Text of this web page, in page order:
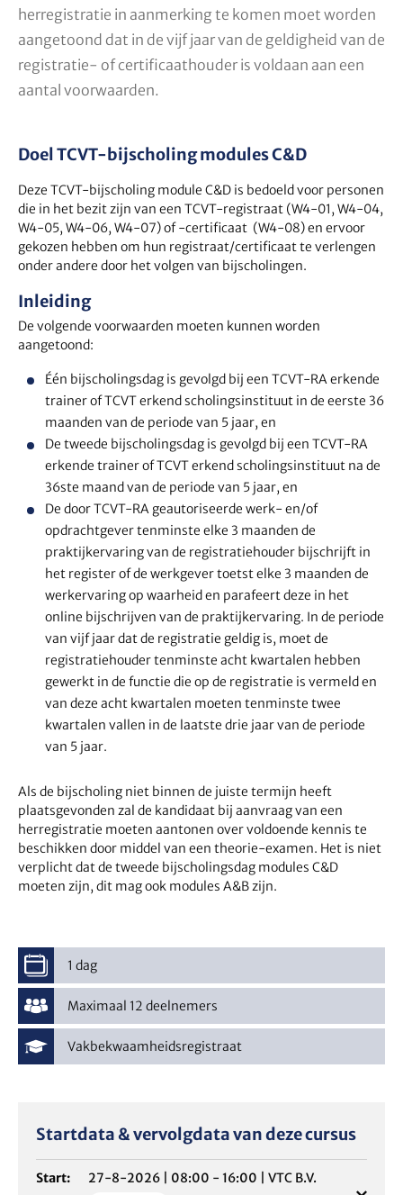
herregistratie in aanmerking te komen moet worden
aangetoond dat in de vijf jaar van de geldigheid van de
registratie- of certificaathouder is voldaan aan een
aantal voorwaarden.
Doel TCVT-bijscholing modules C&D
Deze TCVT-bijscholing module C&D is bedoeld voor personen
die in het bezit zijn van een TCVT-registraat (W4-01, W4-04,
W4-05, W4-06, W4-07) of -certificaat (W4-08) en ervoor
gekozen hebben om hun registraat/certificaat te verlengen
onder andere door het volgen van bijscholingen.
Inleiding
De volgende voorwaarden moeten kunnen worden
aangetoond:
Één bijscholingsdag is gevolgd bij een TCVT-RA erkende
trainer of TCVT erkend scholingsinstituut in de eerste 36
maanden van de periode van 5 jaar, en
De tweede bijscholingsdag is gevolgd bij een TCVT-RA
erkende trainer of TCVT erkend scholingsinstituut na de
36ste maand van de periode van 5 jaar, en
De door TCVT-RA geautoriseerde werk- en/of
opdrachtgever tenminste elke 3 maanden de
praktijkervaring van de registratiehouder bijschrijft in
het register of de werkgever toetst elke 3 maanden de
werkervaring op waarheid en parafeert deze in het
online bijschrijven van de praktijkervaring. In de periode
van vijf jaar dat de registratie geldig is, moet de
registratiehouder tenminste acht kwartalen hebben
gewerkt in de functie die op de registratie is vermeld en
van deze acht kwartalen moeten tenminste twee
kwartalen vallen in de laatste drie jaar van de periode
van 5 jaar.
Als de bijscholing niet binnen de juiste termijn heeft
plaatsgevonden zal de kandidaat bij aanvraag van een
herregistratie moeten aantonen over voldoende kennis te
beschikken door middel van een theorie-examen. Het is niet
verplicht dat de tweede bijscholingsdag modules C&D
moeten zijn, dit mag ook modules A&B zijn.
1 dag
Maximaal 12 deelnemers
Vakbekwaamheidsregistraat
Startdata & vervolgdata van deze cursus
Start: 27-8-2026 08:00 - 16:00 VTC B.V.